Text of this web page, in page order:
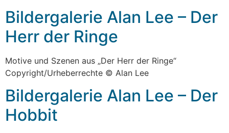
Bildergalerie Alan Lee – Der
Herr der Ringe
Motive und Szenen aus „Der Herr der Ringe“
Copyright/Urheberrechte © Alan Lee
Bildergalerie Alan Lee – Der
Hobbit